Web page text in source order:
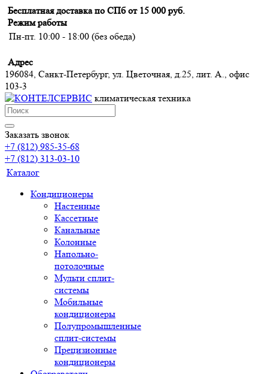
Бесплатная доставка по СПб от 15 000 руб.
Режим работы
Пн-пт. 10:00 - 18:00 (без обеда)
Адрес
196084, Санкт-Петербург, ул. Цветочная, д.25, лит. А., офис
103-3
климатическая техника
Заказать звонок
+7 (812) 985-35-68
+7 (812) 313-03-10
Каталог
Кондиционеры
Настенные
Кассетные
Канальные
Колонные
Напольно-
потолочные
Мульти сплит-
системы
Мобильные
кондиционеры
Полупромышленные
сплит-системы
Прецизионные
кондиционеры